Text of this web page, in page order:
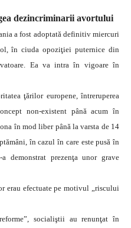
dezincriminarii avortului
a fost adoptată definitiv miercuri
în ciuda opoziţiei puternice din
Ea va intra în vigoare în
ţărilor europene, întreruperea
non-existent până acum în
în mod liber până la varsta de 14
în cazul în care este pusă în
demonstrat prezenţa unor grave
erau efectuate pe motivul „riscului
socialiştii au renunţat în